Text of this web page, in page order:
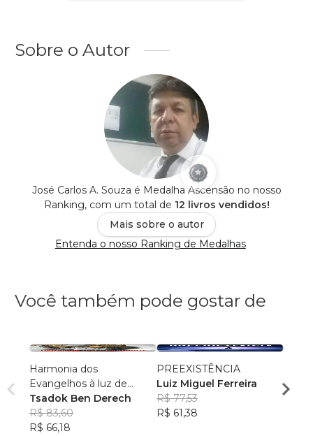
Sobre o Autor
José Carlos A. Souza é Medalha Ascensão no nosso
Ranking, com um total de 12 livros vendidos!
Mais sobre o autor
Entenda o nosso Ranking de Medalhas
Você também pode gostar de
Harmonia dos
Evangelhos à luz de
manuscritos aramaicos e
da cultura judaica
Tsadok Ben Derech
R$ 83,60
R$ 66,18
PREEXISTÊNCIA
Luiz Miguel Ferreira
R$ 77,53
R$ 61,38
Vista